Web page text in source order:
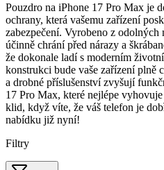
Pouzdro na iPhone 17 Pro Max je
ochrany, která vašemu zařízení
zabezpečení. Vyrobeno z odolných
účinně chrání před nárazy a
že dokonale ladí s moderním
konstrukci bude vaše zařízení plně
a drobné příslušenství zvyšují
17 Pro Max, které nejlépe
klid, když víte, že váš telefon je
nabídku již nyní!
Filtry